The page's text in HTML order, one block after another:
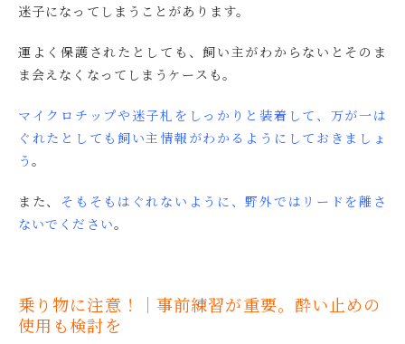
迷子になってしまうことがあります。
運よく保護されたとしても、飼い主がわからないとそのま
ま会えなくなってしまうケースも。
マイクロチップや迷子札をしっかりと装着して、万が一は
ぐれたとしても飼い主情報がわかるようにしておきましょ
う。
また、 そもそもはぐれないように、野外ではリードを離さ
ないでください。
乗り物に注意！｜事前練習が重要。酔い止めの
使用も検討を